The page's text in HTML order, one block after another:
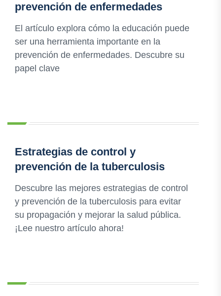
prevención de enfermedades
El artículo explora cómo la educación puede
ser una herramienta importante en la
prevención de enfermedades. Descubre su
papel clave
Estrategias de control y
prevención de la tuberculosis
Descubre las mejores estrategias de control
y prevención de la tuberculosis para evitar
su propagación y mejorar la salud pública.
¡Lee nuestro artículo ahora!